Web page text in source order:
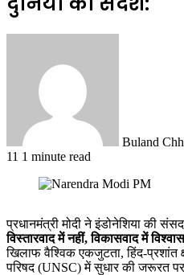
Buland
11 1 minute read
प्रधानमंत्री मोदी ने इंडोनेशिया की
विस्तारवाद में नहीं, विकासवाद में
खिलाफ वैश्विक एकजुटता, हिंद-प्रशांत
परिषद (UNSC) में सुधार की जरूरत पर